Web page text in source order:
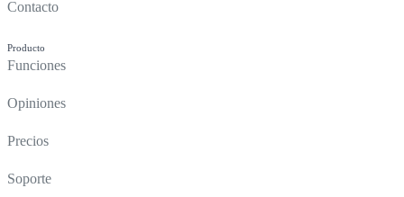
Contacto
Producto
Funciones
Opiniones
Precios
Soporte